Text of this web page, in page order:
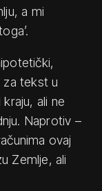
a mi
za tekst u
ali ne
Naprotiv –
ovaj
Zemlje, ali